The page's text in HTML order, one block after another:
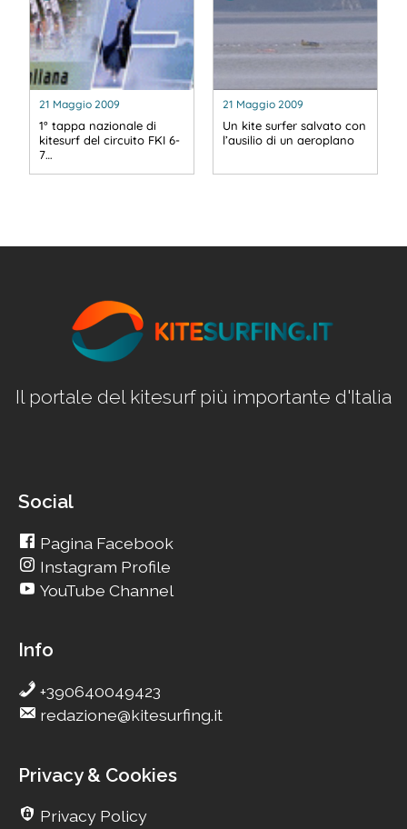
21 Maggio 2009
1° tappa nazionale di
kitesurf del circuito FKI 6-
7…
21 Maggio 2009
Un kite surfer salvato con
l’ausilio di un aeroplano
Il portale del kitesurf più importante d'Italia
Social
Pagina Facebook
Instagram Profile
YouTube Channel
Info
+390640049423
redazione@kitesurfing.it
Privacy & Cookies
Privacy Policy